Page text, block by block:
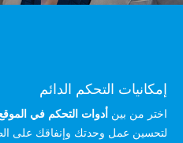
إمكانيات التحكم الدائم
اختر من بينأدوات التحكم في الموقع
لتحسين عمل وحدتك وإنفاقك على